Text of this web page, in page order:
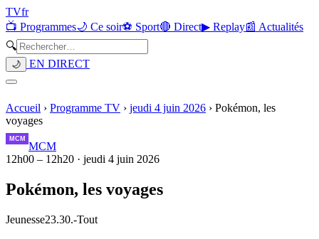
TVfr
📺 Programmes🌙 Ce soir⚽ Sport🔴 Direct▶ Replay📰 Actualités
🔍
🌙 EN DIRECT
Accueil › Programme TV › jeudi 4 juin 2026 › Pokémon, les
voyages
MCM
12h00 – 12h20 · jeudi 4 juin 2026
Pokémon, les voyages
Jeunesse23.30.-Tout